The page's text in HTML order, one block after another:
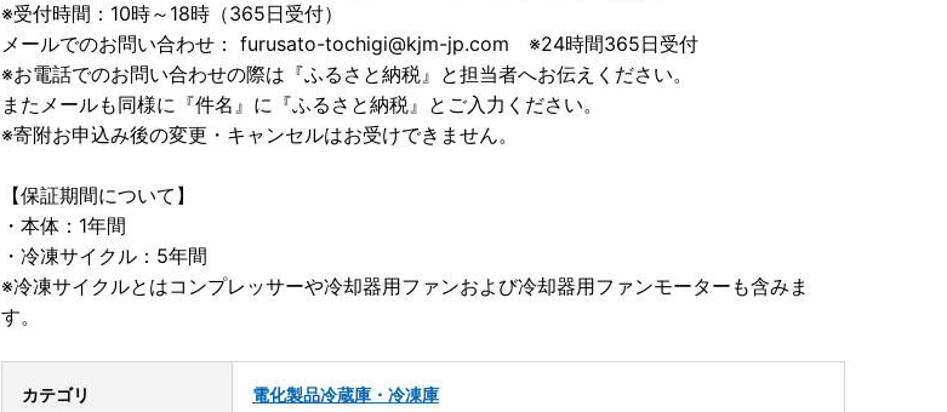
※受付時間：10時～18時（365日受付）
メールでのお問い合わせ： furusato-tochigi@kjm-jp.com ※24時間365日受付
※お電話でのお問い合わせの際は『ふるさと納税』と担当者へお伝えください。
またメールも同様に『件名』に『ふるさと納税』とご入力ください。
※寄附お申込み後の変更・キャンセルはお受けできません。
【保証期間について】
・本体：1年間
・冷凍サイクル：5年間
※冷凍サイクルとはコンプレッサーや冷却器用ファンおよび冷却器用ファンモーターも含みま
す。
カテゴリ 電化製品冷蔵庫・冷凍庫